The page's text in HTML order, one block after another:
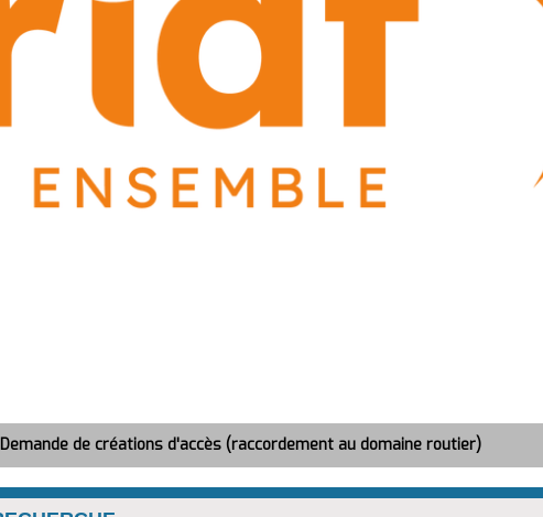
Demande de créations d'accès (raccordement au domaine routier)